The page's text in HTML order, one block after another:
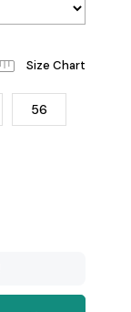
56